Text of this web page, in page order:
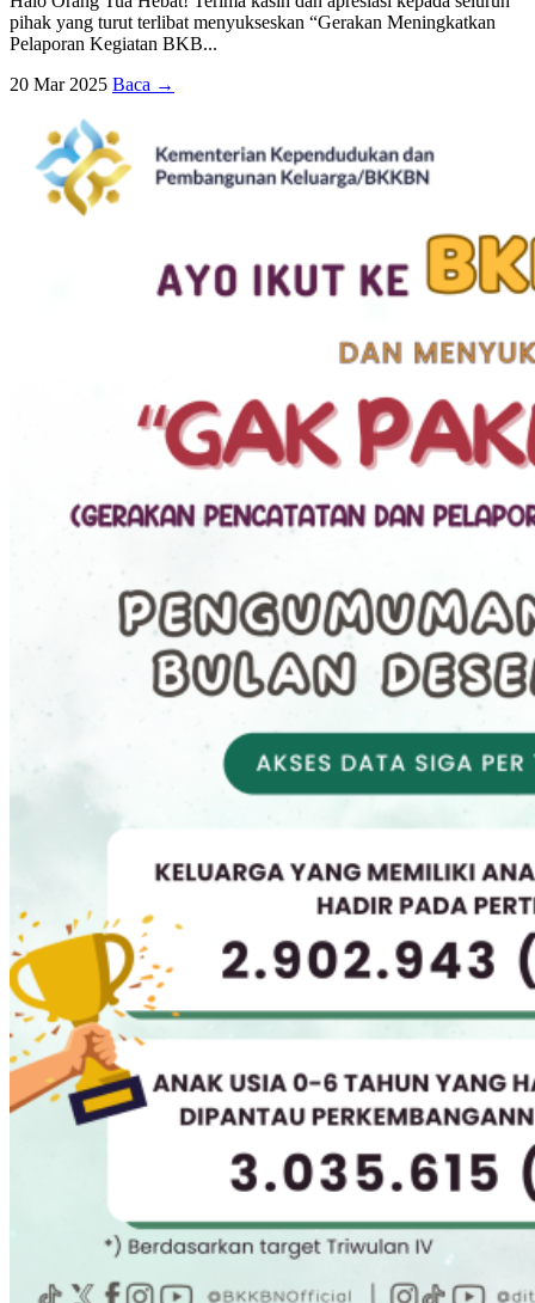
pihak yang turut terlibat menyukseskan “Gerakan Meningkatkan
Pelaporan Kegiatan BKB...
20 Mar 2025 Baca →